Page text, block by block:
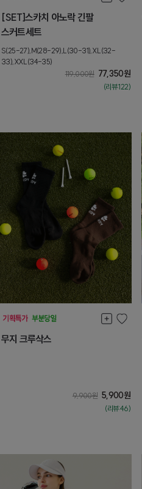
[SET]스카치 아노락 긴팔
스커트세트
S(25-27),M(28-29),L(30-31),XL(32-
33),XXL(34-35)
119,000원 77,350원
(리뷰:122)
무지 크루삭스
9,900원 5,900원
(리뷰:46)